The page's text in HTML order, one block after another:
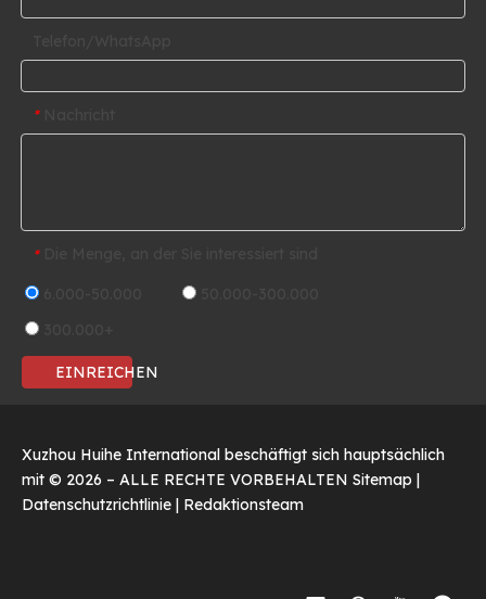
*
*
EINREICHEN
Xuzhou Huihe International beschäftigt sich hauptsächlich
mit © 2026 – ALLE RECHTE VORBEHALTEN Sitemap
Datenschutzrichtlinie
Redaktionsteam